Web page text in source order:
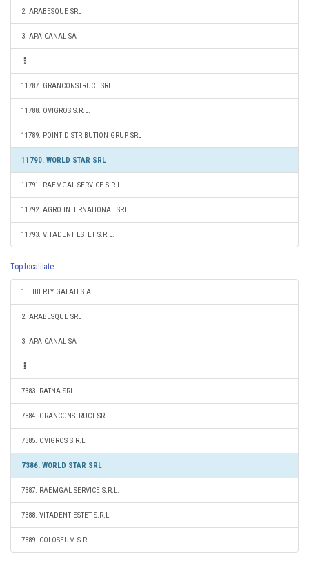
2. ARABESQUE SRL
3. APA CANAL SA
11787. GRANCONSTRUCT SRL
11788. OVIGROS S.R.L.
11789. POINT DISTRIBUTION GRUP SRL
11790. WORLD STAR SRL
11791. RAEMGAL SERVICE S.R.L.
11792. AGRO INTERNATIONAL SRL
11793. VITADENT ESTET S.R.L.
Top localitate
1. LIBERTY GALATI S.A.
2. ARABESQUE SRL
3. APA CANAL SA
7383. RATNA SRL
7384. GRANCONSTRUCT SRL
7385. OVIGROS S.R.L.
7386. WORLD STAR SRL
7387. RAEMGAL SERVICE S.R.L.
7388. VITADENT ESTET S.R.L.
7389. COLOSEUM S.R.L.